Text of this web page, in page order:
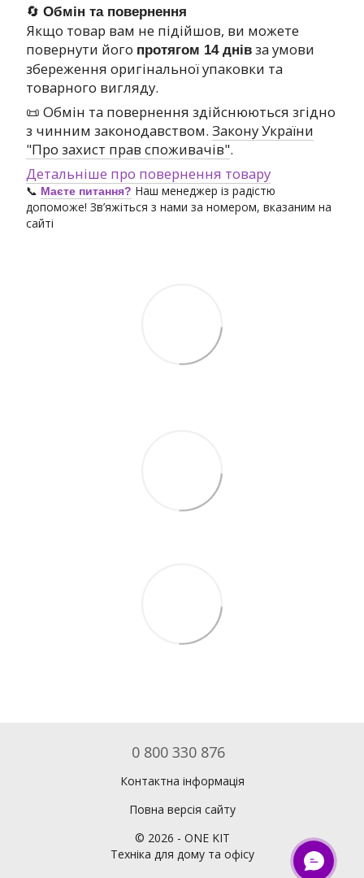
🔄 Обмін та повернення
Якщо товар вам не підійшов, ви можете
повернути його протягом 14 днів за умови
збереження оригінальної упаковки та
товарного вигляду.
📜 Обмін та повернення здійснюються згідно
з чинним законодавством. Закону України
"Про захист прав споживачів".
Детальніше про повернення товару
📞 Маєте питання? Наш менеджер із радістю
допоможе! Зв’яжіться з нами за номером, вказаним на
сайті
0 800 330 876
Контактна інформація
Повна версія сайту
© 2026 - ONE KIT
Техніка для дому та офісу